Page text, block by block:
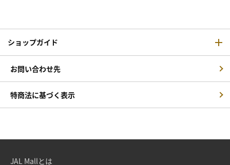
ショップガイド
お問い合わせ先
特商法に基づく表示
JAL Mallとは